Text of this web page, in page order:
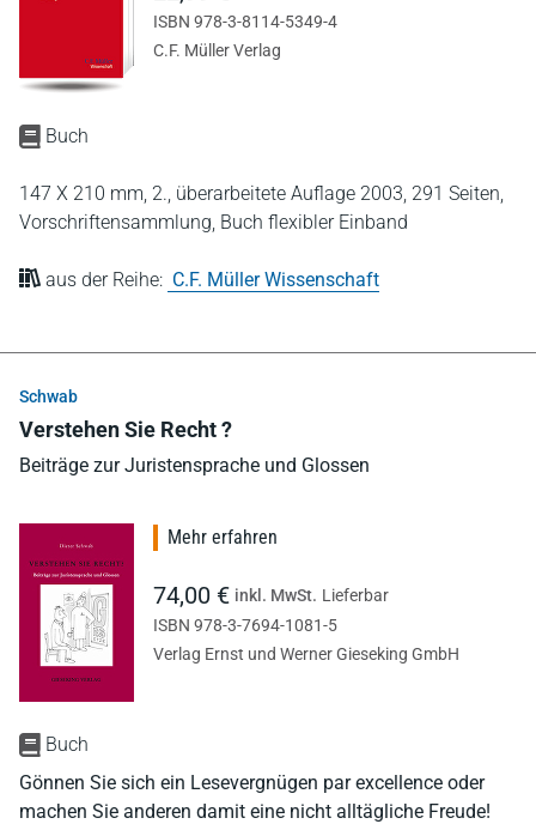
Buch
147 X 210 mm, 2., überarbeitete Auflage 2003, 291 Seiten,
Vorschriftensammlung, Buch flexibler Einband
aus der Reihe: C.F. Müller Wissenschaft
ISBN 978-3-8114-5349-4
C.F. Müller Verlag
Schwab
Verstehen Sie Recht ?
Beiträge zur Juristensprache und Glossen
Buch
Gönnen Sie sich ein Lesevergnügen par excellence oder
machen Sie anderen damit eine nicht alltägliche Freude!
Mehr erfahren
74,00 € inkl. MwSt. Lieferbar
ISBN 978-3-7694-1081-5
Verlag Ernst und Werner Gieseking GmbH